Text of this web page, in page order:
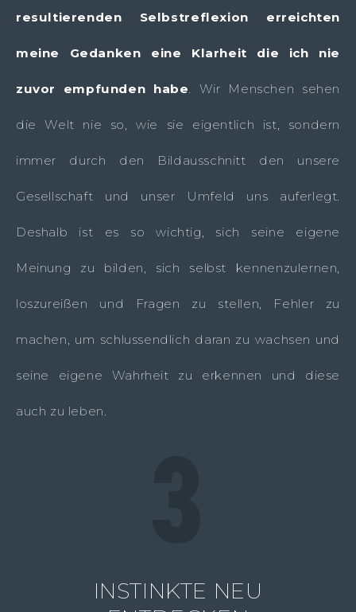
resultierenden Selbstreflexion erreichten
meine Gedanken eine Klarheit die ich nie
zuvor empfunden habe. Wir Menschen sehen
die Welt nie so, wie sie eigentlich ist, sondern
immer durch den Bildausschnitt den unsere
Gesellschaft und unser Umfeld uns auferlegt.
Deshalb ist es so wichtig, sich seine eigene
Meinung zu bilden, sich selbst kennenzulernen,
loszureißen und Fragen zu stellen, Fehler zu
machen, um schlussendlich daran zu wachsen und
seine eigene Wahrheit zu erkennen und diese
auch zu leben.
INSTINKTE NEU